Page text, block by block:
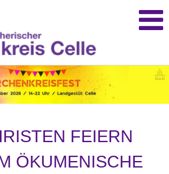
FEIERN
ÖKUMENISCHE